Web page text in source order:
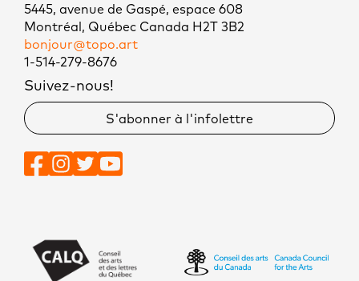
5445, avenue de Gaspé, espace 608
Montréal, Québec Canada H2T 3B2
bonjour@topo.art
1-514-279-8676
Suivez-nous!
S'abonner à l'infolettre